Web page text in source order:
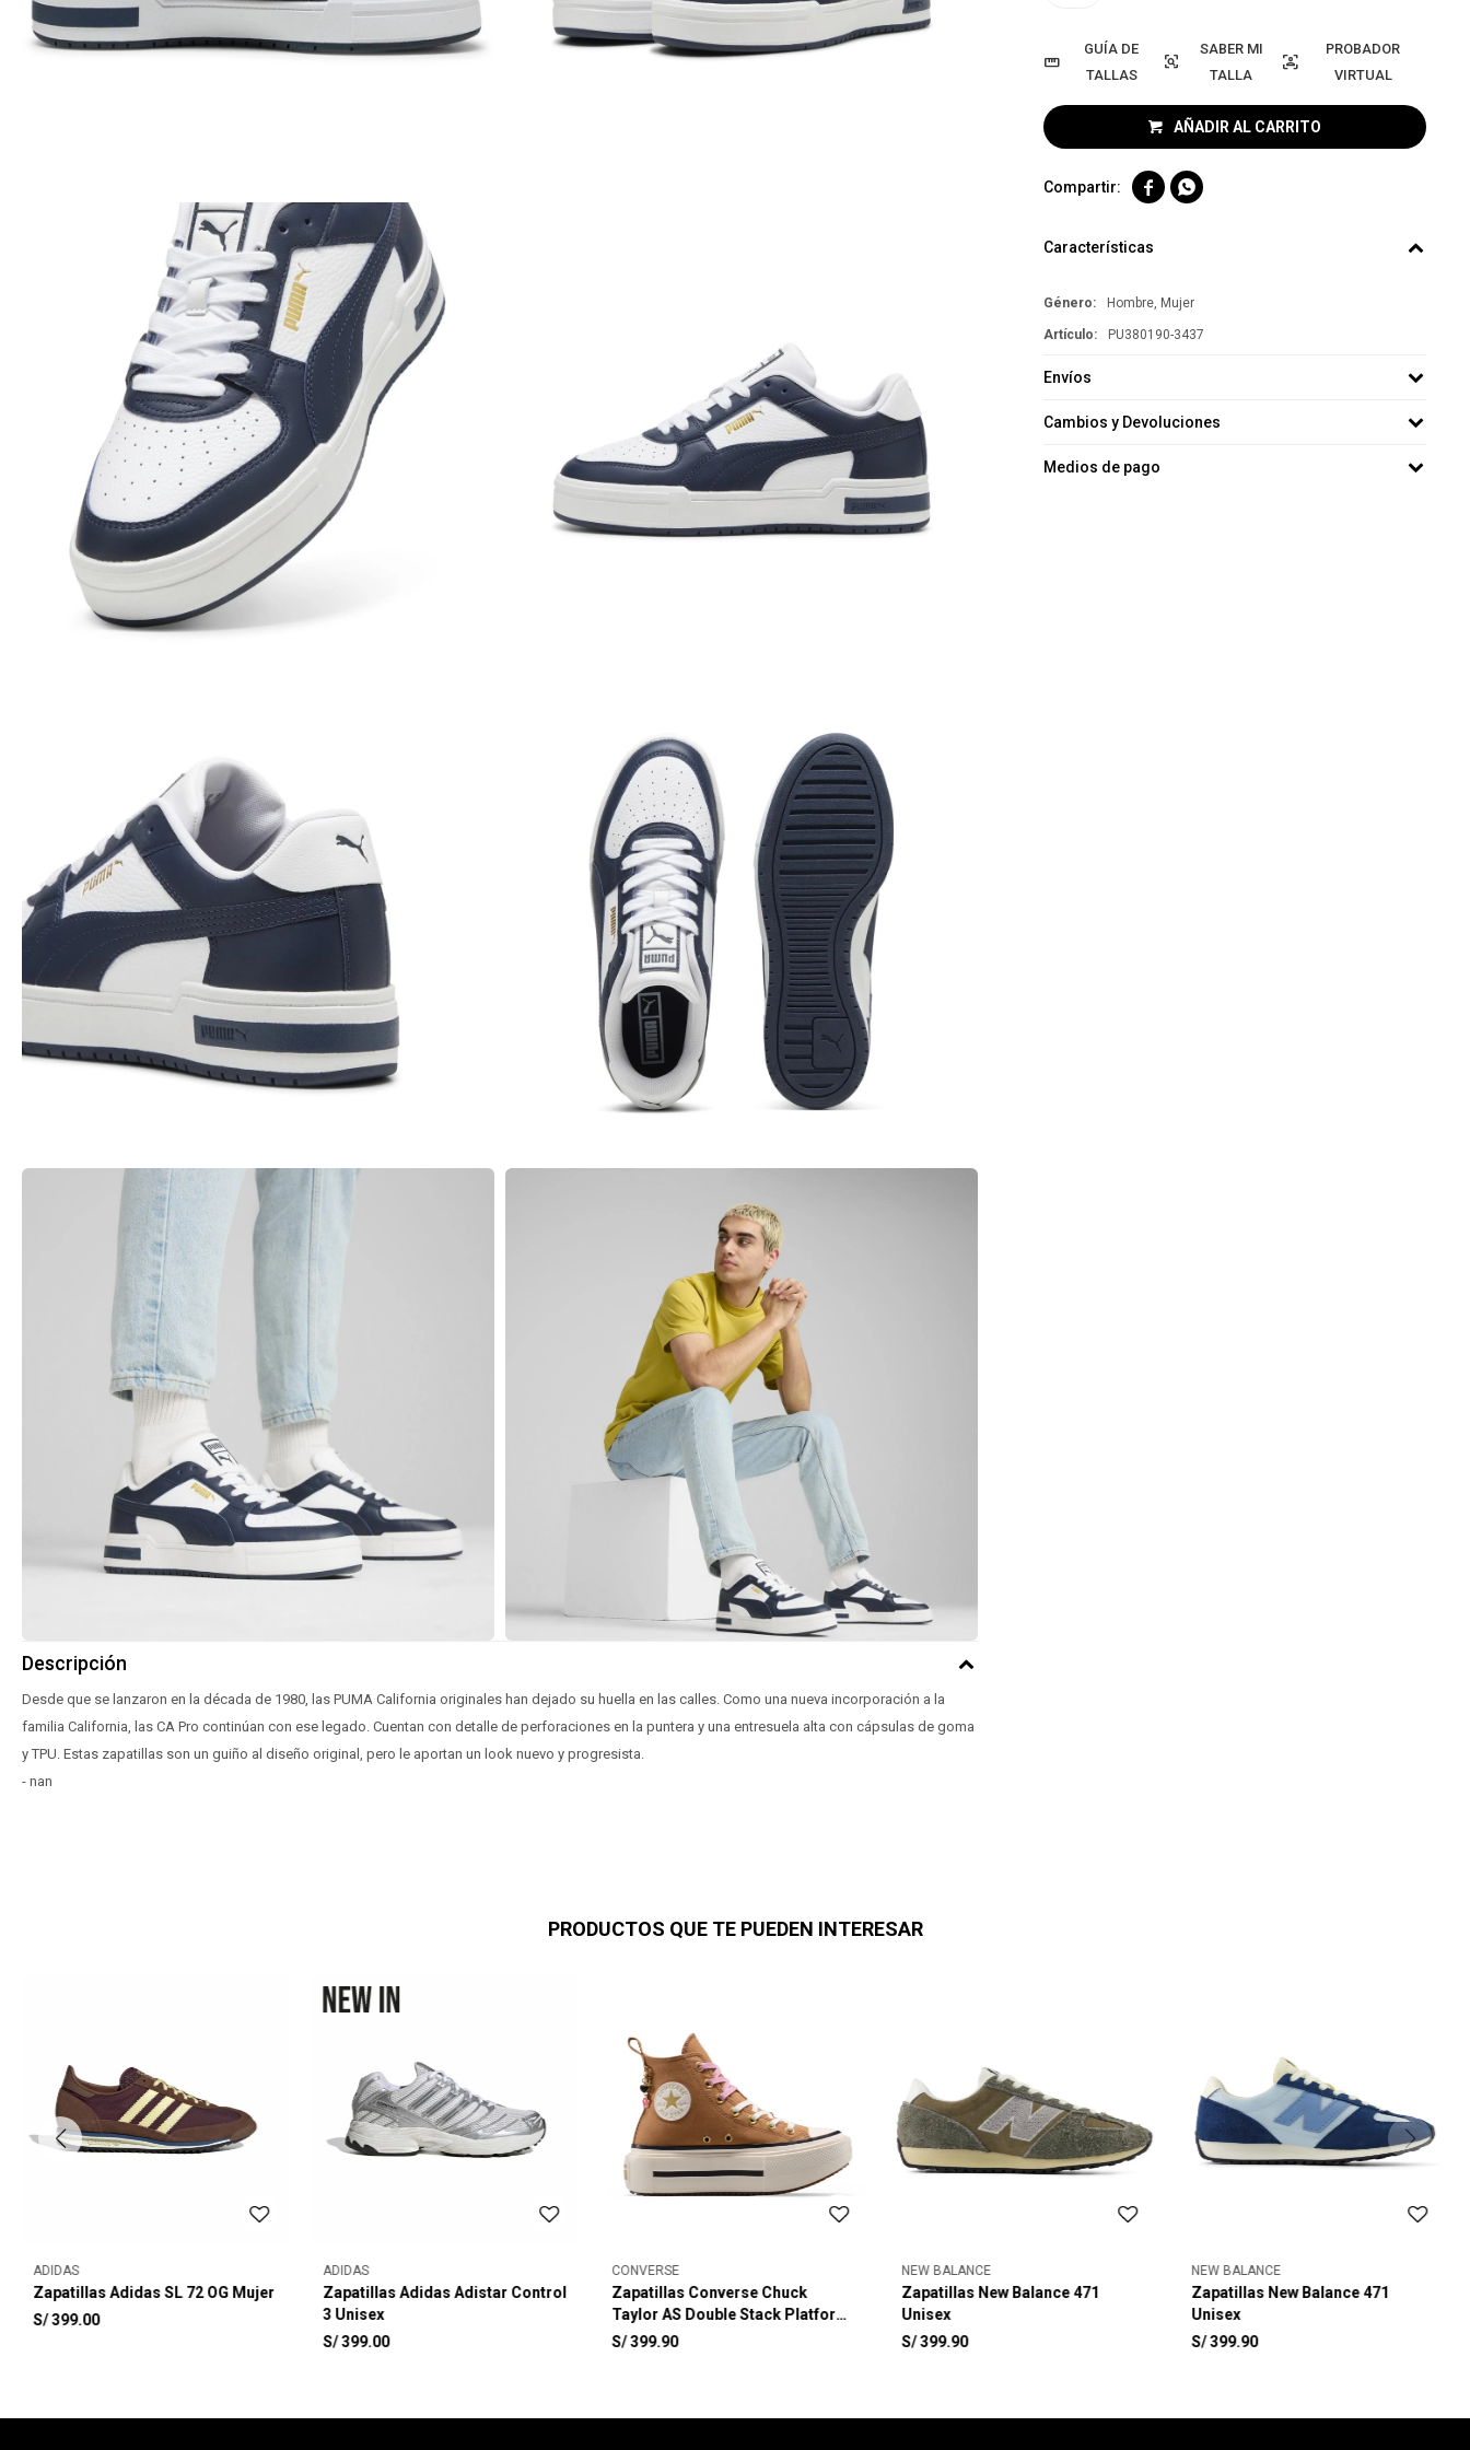
Descripción
Desde que se lanzaron en la década de 1980, las PUMA California originales han dejado su huella en las calles. Como una nueva incorporación a la
familia California, las CA Pro continúan con ese legado. Cuentan con detalle de perforaciones en la puntera y una entresuela alta con cápsulas de goma
y TPU. Estas zapatillas son un guiño al diseño original, pero le aportan un look nuevo y progresista.
- nan
GUÍA DE
TALLAS
PROBADOR
VIRTUAL
AÑADIR AL CARRITO
 
Características
Género Hombre, Mujer
PU380190-3437
Envíos
Cambios y Devoluciones
Medios de pago
PRODUCTOS QUE TE PUEDEN INTERESAR
ADIDAS
Zapatillas Adidas SL 72 OG Mujer
S/399.00
ADIDAS
Zapatillas Adidas Adistar Control
3 Unisex
S/ 399.00
CONVERSE
Zapatillas Converse Chuck
Taylor AS Double Stack Platform
Charms Unisex
S/399.90
NEW BALANCE
Zapatillas New Balance 471
Unisex
S/399.90
NEW BALANCE
Zapatillas New Balance 471
Unisex
S/399.90